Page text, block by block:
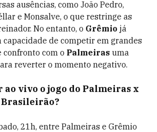
ausências, como João Pedro,
e Monsalve, o que restringe as
No entanto, o Grêmio já
capacidade de competir em grandes
confronto com o Palmeiras uma
reverter o momento negativo.
ao vivo o jogo do Palmeiras x
21h, entre Palmeiras e Grêmio